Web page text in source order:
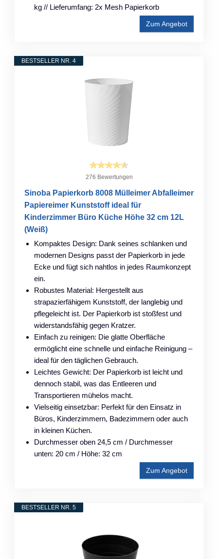
kg // Lieferumfang: 2x Mesh Papierkorb
Zum Angebot
BESTSELLER NR. 4
276 Bewertungen
Sinoba Papierkorb 8008 Mülleimer Abfalleimer
Papiereimer Kunststoff ideal für
Kinderzimmer Büro Küche Höhe 32 cm 12L
(Weiß)
Kompaktes Design: Dank seines schlanken und
modernen Designs passt der Papierkorb in jede
Ecke und fügt sich nahtlos in jedes Raumkonzept
ein.
Robustes Material: Hergestellt aus
strapazierfähigem Kunststoff, der langlebig und
pflegeleicht ist. Der Papierkorb ist stoßfest und
widerstandsfähig gegen Kratzer.
Einfach zu reinigen: Die glatte Oberfläche
ermöglicht eine schnelle und einfache Reinigung –
ideal für den täglichen Gebrauch.
Leichtes Gewicht: Der Papierkorb ist leicht und
dennoch stabil, was das Entleeren und
Transportieren mühelos macht.
Vielseitig einsetzbar: Perfekt für den Einsatz in
Büros, Kinderzimmern, Badezimmern oder auch
in kleinen Küchen.
Durchmesser oben 24,5 cm / Durchmesser
unten: 20 cm / Höhe: 32 cm
Zum Angebot
BESTSELLER NR. 5